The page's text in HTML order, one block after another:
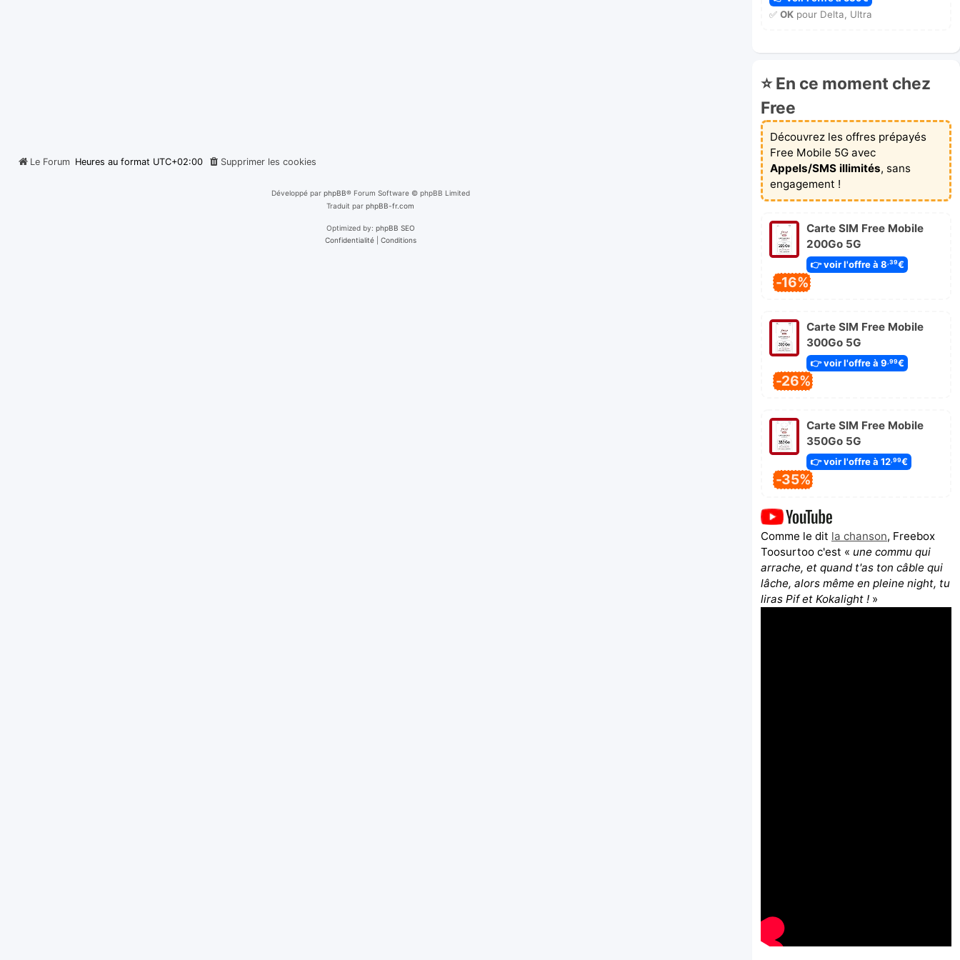
Le Forum Heures au format UTC+02:00 Supprimer les cookies
Développé par phpBB® Forum Software © phpBB Limited
Traduit par phpBB-fr.com
Optimized by: phpBB SEO
Confidentialité| Conditions
✅ OKpour Delta, Ultra
⭐ En ce moment chez
Free
Découvrez les offres prépayés
Free Mobile 5G avec
Appels/SMS illimités, sans
engagement !
Carte SIM Free Mobile
200Go 5G
👉 voir l'offre à 8,39€
-16%
Carte SIM Free Mobile
300Go 5G
👉 voir l'offre à 9 ,99€
-26%
Carte SIM Free Mobile
350Go 5G
👉 voir l'offre à 12,99€
-35%
Comme le dit la chanson, Freebox
Toosurtoo c'est « une commu qui
arrache, et quand t'as ton câble qui
lâche, alors même en pleine night, tu
liras Pif et Kokalight ! »